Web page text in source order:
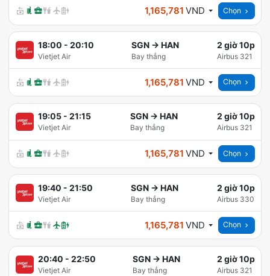
1,165,781 VND Chọn
18:00 - 20:10
Vietjet Air
SGN → HAN
Bay thẳng
2 giờ 10p
Airbus 321
1,165,781 VND Chọn
19:05- 21:15
Vietjet Air
SGN → HAN
Bay thẳng
2 giờ 10p
Airbus 321
1,165,781 VND Chọn
19:40 - 21:50
Vietjet Air
SGN → HAN
Bay thẳng
2 giờ 10p
Airbus 330
1,165,781 VND Chọn
20:40 - 22:50
Vietjet Air
SGN → HAN
Bay thẳng
2 giờ 10p
Airbus 321